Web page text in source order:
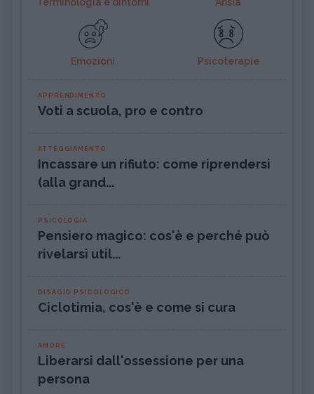
Emozioni Psicoterapie
APPRENDIMENTO
Voti a scuola, pro e contro
ATTEGGIAMENTO
Incassare un rifiuto: come riprendersi
(alla grand...
PSICOLOGIA
Pensiero magico: cos'è e perché può
rivelarsi util...
DISAGIO PSICOLOGICO
Ciclotimia, cos'è e come si cura
AMORE
Liberarsi dall'ossessione per una
persona